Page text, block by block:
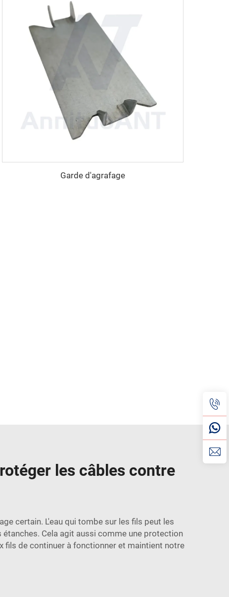
Garde d'agrafage
les câbles contre
certain. L'eau qui tombe sur les fils peut les
Cela agit aussi comme une protection
fils de continuer à fonctionner et maintient notre